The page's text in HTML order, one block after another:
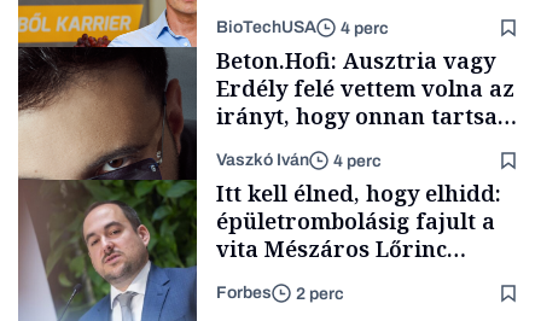
Társadalom
Content Lab HUB
BioTechUSA 4 perc
Forbes-sztori
Beton.Hofi: Ausztria vagy
Erdély felé vettem volna az
irányt, hogy onnan tartsam
lélegeztetőgépen a magyar
zenét
Vaszkó Iván 4 perc
Itt kell élned, hogy elhidd:
épületrombolásig fajult a
vita Mészáros Lőrinc
bizalmasának cégével, most
bíróság előtt az ügy
Forbes 2 perc